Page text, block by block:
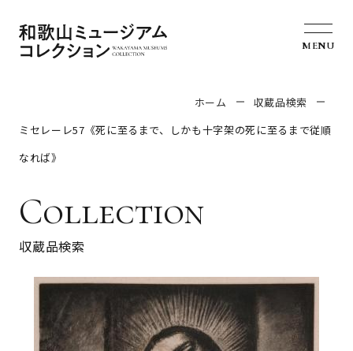
MENU
ホーム
収蔵品検索
ミセレーレ57《死に至るまで、しかも十字架の死に至るまで従順
なれば》
Collection
収蔵品検索